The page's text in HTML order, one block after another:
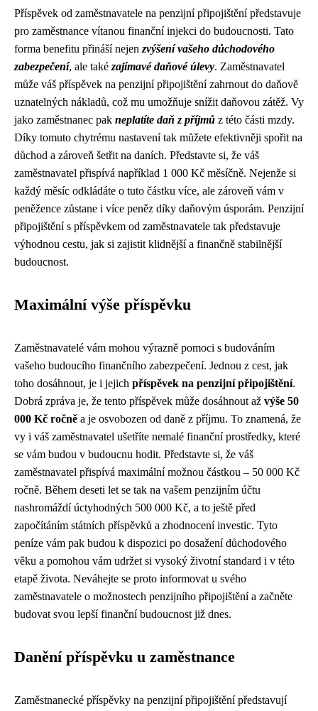
Příspěvek od zaměstnavatele na penzijní připojištění představuje
pro zaměstnance vítanou finanční injekci do budoucnosti. Tato
forma benefitu přináší nejen zvýšení vašeho důchodového
zabezpečení, ale také zajímavé daňové úlevy. Zaměstnavatel
může váš příspěvek na penzijní připojištění zahrnout do daňově
uznatelných nákladů, což mu umožňuje snížit daňovou zátěž. Vy
jako zaměstnanec pak neplatíte daň z příjmů z této části mzdy.
Díky tomuto chytrému nastavení tak můžete efektivněji spořit na
důchod a zároveň šetřit na daních. Představte si, že váš
zaměstnavatel přispívá například 1 000 Kč měsíčně. Nejenže si
každý měsíc odkládáte o tuto částku více, ale zároveň vám v
peněžence zůstane i více peněz díky daňovým úsporám. Penzijní
připojištění s příspěvkem od zaměstnavatele tak představuje
výhodnou cestu, jak si zajistit klidnější a finančně stabilnější
budoucnost.
Maximální výše příspěvku
Zaměstnavatelé vám mohou výrazně pomoci s budováním
vašeho budoucího finančního zabezpečení. Jednou z cest, jak
toho dosáhnout, je i jejich příspěvek na penzijní připojištění.
Dobrá zpráva je, že tento příspěvek může dosáhnout až výše 50
000 Kč ročně a je osvobozen od daně z příjmu. To znamená, že
vy i váš zaměstnavatel ušetříte nemalé finanční prostředky, které
se vám budou v budoucnu hodit. Představte si, že váš
zaměstnavatel přispívá maximální možnou částkou – 50 000 Kč
ročně. Během deseti let se tak na vašem penzijním účtu
nashromáždí úctyhodných 500 000 Kč, a to ještě před
započítáním státních příspěvků a zhodnocení investic. Tyto
peníze vám pak budou k dispozici po dosažení důchodového
věku a pomohou vám udržet si vysoký životní standard i v této
etapě života. Neváhejte se proto informovat u svého
zaměstnavatele o možnostech penzijního připojištění a začněte
budovat svou lepší finanční budoucnost již dnes.
Danění příspěvku u zaměstnance
Zaměstnanecké příspěvky na penzijní připojištění představují